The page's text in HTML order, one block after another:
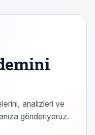
analizleri ve
gönderiyoruz.